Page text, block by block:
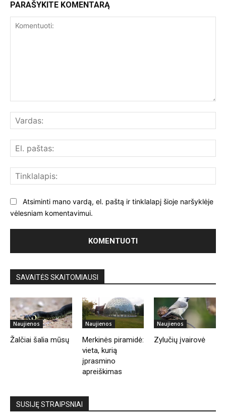
PARAŠYKITE KOMENTARĄ
Atsiminti mano vardą, el. paštą ir tinklalapį šioje naršyklėje
vėlesniam komentavimui.
SAVAITĖS SKAITOMIAUSI
Naujienos
Žalčiai šalia mūsų
Naujienos
Merkinės piramidė:
vieta, kurią
įprasmino
apreiškimas
Naujienos
Zylučių įvairovė
SUSIJĘ STRAIPSNIAI